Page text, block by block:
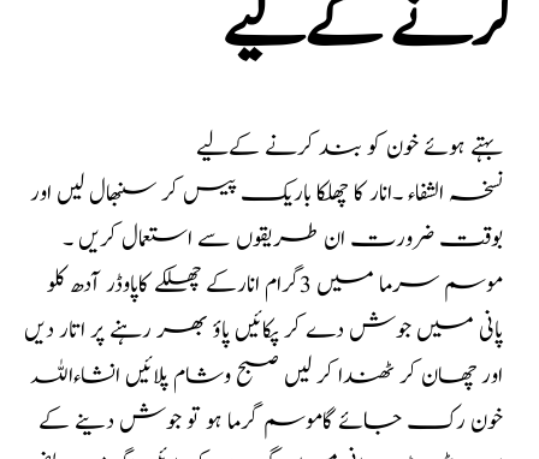
کرنے کےلیے
بہتے ہوئے خون کو بند کرنے کےلیے
نسخہ الشفاء ۔انار کا چھلکا باریک پیس کر سنبھال لیں اور
بوقت ضرورت ان طریقوں سے استعمال کریں ۔
موسم سرما میں 3گرام انارکے چھلکے کاپاوڈر آدھ کلو
پانی میں جوش دے کر پکائیں پاؤ بھر رہنے پر اتار دیں
اور چھان کر ٹھندا کر لیں صبح وشام پلائیں انشاءاللہ
خون رک جائے گاموسم گرما ہو تو جوش دینے کے